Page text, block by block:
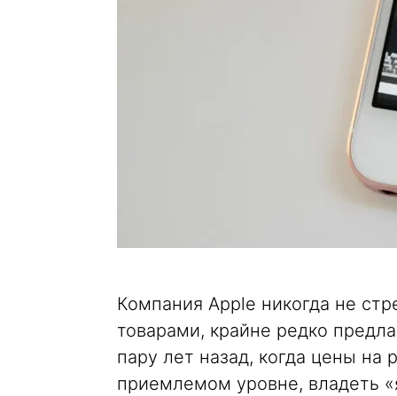
Компания Apple никогда не
товарами, крайне редко
пару лет назад, когда цены на
приемлемом уровне, владеть